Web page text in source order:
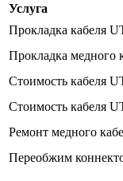
Услуга
Прокладка кабеля
Прокладка медного
Стоимость кабеля
Стоимость кабеля
Ремонт медного
Переобжим